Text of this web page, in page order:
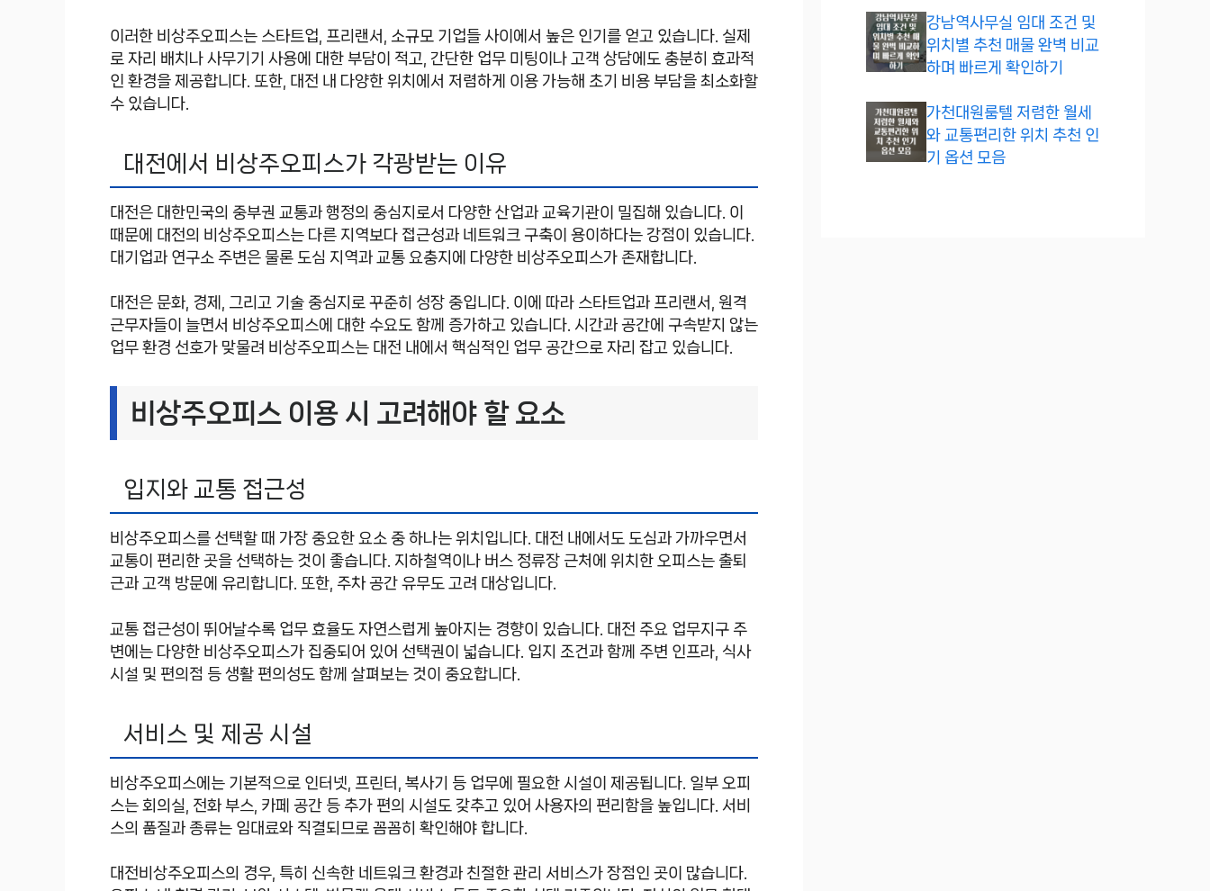
이러한 비상주오피스는 스타트업, 프리랜서, 소규모 기업들 사이에서 높은 인기를 얻고 있습니다. 실제
로 자리 배치나 사무기기 사용에 대한 부담이 적고, 간단한 업무 미팅이나 고객 상담에도 충분히 효과적
인 환경을 제공합니다. 또한, 대전 내 다양한 위치에서 저렴하게 이용 가능해 초기 비용 부담을 최소화할
수 있습니다.
대전에서 비상주오피스가 각광받는 이유
대전은 대한민국의 중부권 교통과 행정의 중심지로서 다양한 산업과 교육기관이 밀집해 있습니다. 이
때문에 대전의 비상주오피스는 다른 지역보다 접근성과 네트워크 구축이 용이하다는 강점이 있습니다.
대기업과 연구소 주변은 물론 도심 지역과 교통 요충지에 다양한 비상주오피스가 존재합니다.
대전은 문화, 경제, 그리고 기술 중심지로 꾸준히 성장 중입니다. 이에 따라 스타트업과 프리랜서, 원격
근무자들이 늘면서 비상주오피스에 대한 수요도 함께 증가하고 있습니다. 시간과 공간에 구속받지 않는
업무 환경 선호가 맞물려 비상주오피스는 대전 내에서 핵심적인 업무 공간으로 자리 잡고 있습니다.
비상주오피스 이용 시 고려해야 할 요소
입지와 교통 접근성
비상주오피스를 선택할 때 가장 중요한 요소 중 하나는 위치입니다. 대전 내에서도 도심과 가까우면서
교통이 편리한 곳을 선택하는 것이 좋습니다. 지하철역이나 버스 정류장 근처에 위치한 오피스는 출퇴
근과 고객 방문에 유리합니다. 또한, 주차 공간 유무도 고려 대상입니다.
교통 접근성이 뛰어날수록 업무 효율도 자연스럽게 높아지는 경향이 있습니다. 대전 주요 업무지구 주
변에는 다양한 비상주오피스가 집중되어 있어 선택권이 넓습니다. 입지 조건과 함께 주변 인프라, 식사
시설 및 편의점 등 생활 편의성도 함께 살펴보는 것이 중요합니다.
서비스 및 제공 시설
비상주오피스에는 기본적으로 인터넷, 프린터, 복사기 등 업무에 필요한 시설이 제공됩니다. 일부 오피
스는 회의실, 전화 부스, 카페 공간 등 추가 편의 시설도 갖추고 있어 사용자의 편리함을 높입니다. 서비
스의 품질과 종류는 임대료와 직결되므로 꼼꼼히 확인해야 합니다.
대전비상주오피스의 경우, 특히 신속한 네트워크 환경과 친절한 관리 서비스가 장점인 곳이 많습니다.
강남역사무실 임대 조건 및
위치별 추천 매물 완벽 비교
하며 빠르게 확인하기
가천대원룸텔 저렴한 월세
와 교통편리한 위치 추천 인
기 옵션 모음